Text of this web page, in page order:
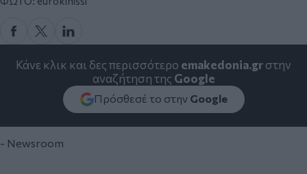
Κάνε κλικ και δες περισσότερο emakedonia.grστην
αναζήτηση της Google
Πρόσθεσέ το στην Google
- Newsroom